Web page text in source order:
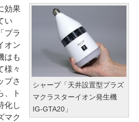
シャープ「天井設置型プラズ
マクラスターイオン発生機
IG-GTA20」
効果
い
プラ
オン
はも
様々
プさ
、ト
化し
マク